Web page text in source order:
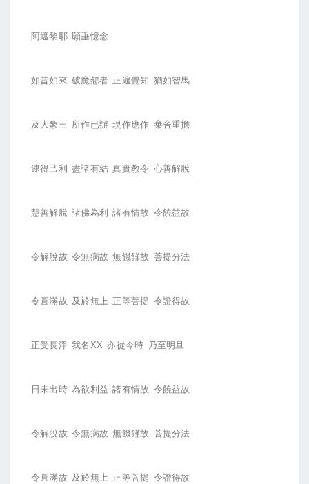
阿遮黎耶 願垂憶念
如昔如來 破魔怨者 正遍覺知 猶如智馬
及大象王 所作已辦 現作應作 棄舍重擔
逮得己利 盡諸有結 真實教令 心善解脫
慧善解脫 諸佛為利 諸有情故 令饒益故
令解脫故 令無病故 無饑饉故 菩提分法
令圓滿故 及於無上 正等菩提 令證得故
正受長淨 我名ΧΧ 亦從今時 乃至明旦
日未出時 為欲利益 諸有情故 令饒益故
令解脫故 令無病故 無饑饉故 菩提分法
令圓滿故 及於無上 正等菩提 令證得故